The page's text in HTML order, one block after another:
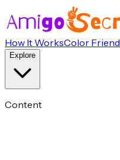
How It WorksColor Friend
Explore
Content